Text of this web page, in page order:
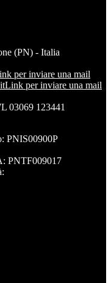
(PN) - Italia
per inviare una mail
Link per inviare una mail
03069 123441
PNIS00900P
PNTF009017